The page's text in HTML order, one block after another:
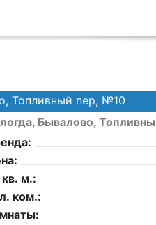
Топливный пер, №10
Бывалово,
кв. м.:
ком.: